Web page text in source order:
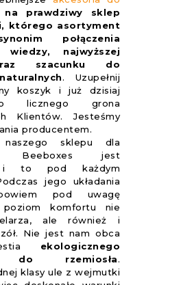
na prawdziwy sklep
którego asortyment
połączenia
wiedzy, najwyższej
szacunku do
. Uzupełnij
koszyk i już dzisiaj
licznego grona
Klientów. Jesteśmy
producentem.
naszego sklepu dla
Beeboxes jest
i to pod każdym
jego układania
pod uwagę
poziom komfortu nie
ale również i
Nie jest nam obca
ekologicznego
do rzemiosła.
klasy ule z wejmutki